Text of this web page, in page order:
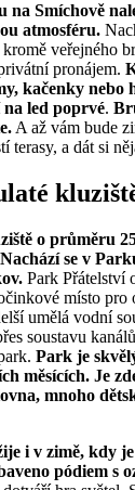
na Smíchově
atmosféru.
veřejného
pronájem.
kačenky nebo
led poprvé.
A až vám bude
terasy, a dát si
o průměru
se v
Park Přátelství
místo pro
umělá vodní
soustavu
Park je
měsících. Je
mnoho
i v zimě, kdy
pódiem s